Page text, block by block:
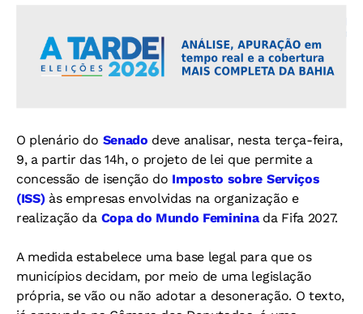
O plenário do Senado deve analisar, nesta terça-feira,
9, a partir das 14h, o projeto de lei que permite a
concessão de isenção do Imposto sobre Serviços
(ISS)às empresas envolvidas na organização e
realização da Copa do Mundo Femininada Fifa 2027.
A medida estabelece uma base legal para que os
municípios decidam, por meio de uma legislação
própria, se vão ou não adotar a desoneração. O texto,